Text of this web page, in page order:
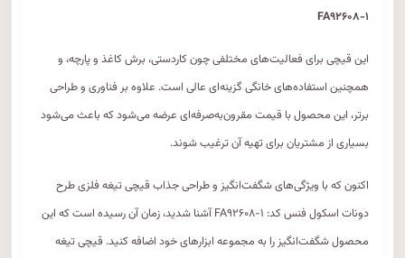
FA۹۲۶۰۸-۱
این قیچی برای فعالیت‌های مختلفی چون کاردستی، برش کاغذ و پارچه، و
همچنین استفاده‌های خانگی گزینه‌ای عالی است. علاوه بر فناوری و طراحی
برتر، این محصول با قیمت مقرون‌به‌صرفه‌ای عرضه می‌شود که باعث می‌شود
بسیاری از مشتریان برای تهیه آن ترغیب شوند.
اکنون که با ویژگی‌های شگفت‌انگیز و طراحی جذاب قیچی تیغه فلزی طرح
دونات اسکول فنس کد: FA۹۲۶۰۸-۱ آشنا شدید، زمان آن رسیده است که این
محصول شگفت‌انگیز را به مجموعه ابزارهای خود اضافه کنید. قیچی تیغه